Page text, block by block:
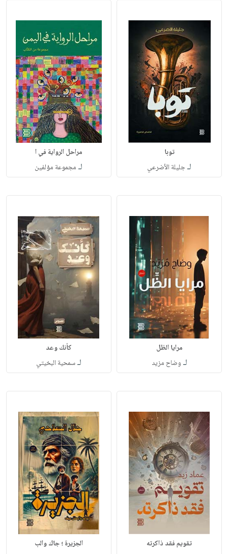
توبا
لـجليلة الأضرعي
مراحل الرواية في ا
لـ مجموعة مؤلفين
مرايا الظل
لـ وضاح مزيد
كأنك وعد
لـسمحية البخيتي
تقويم فقد ذاكرته الجزيرة ؛ جاك والب